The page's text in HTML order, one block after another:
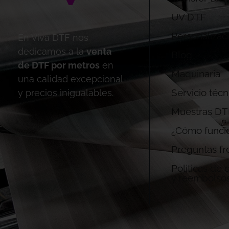
En Viva DTF nos
dedicamos a la venta
de DTF por metros en
una calidad excepcional
y precios inigualables.
UV DTF
Maquinaria
Servicio
Muestras
¿Cómo
Preguntas
Politicas de